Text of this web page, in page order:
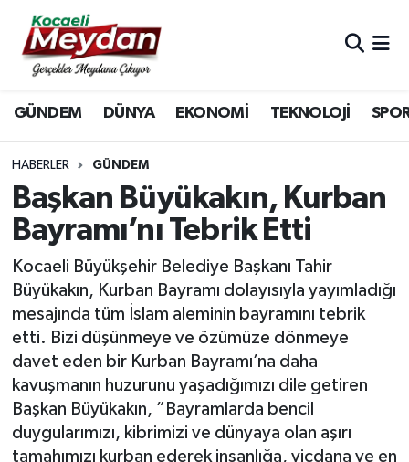
GÜNDEM DÜNYA EKONOMİ TEKNOLOJİ
HABERLER GÜNDEM
Başkan Büyükakın, Kurban
Bayramı’nı Tebrik Etti
Kocaeli Büyükşehir Belediye Başkanı Tahir
Büyükakın, Kurban Bayramı dolayısıyla yayımladığı
mesajında tüm İslam aleminin bayramını tebrik
etti. Bizi düşünmeye ve özümüze dönmeye
davet eden bir Kurban Bayramı’na daha
kavuşmanın huzurunu yaşadığımızı dile getiren
Başkan Büyükakın, ”Bayramlarda bencil
duygularımızı, kibrimizi ve dünyaya olan aşırı
tamahımızı kurban ederek insanlığa, vicdana ve en
Nöbetçi Eczaneler
Hava Durumu
Trafik Durumu
Süper Lig Puan Durumu ve Fikstür
Son Dakika Haberleri
Haber Arşivi